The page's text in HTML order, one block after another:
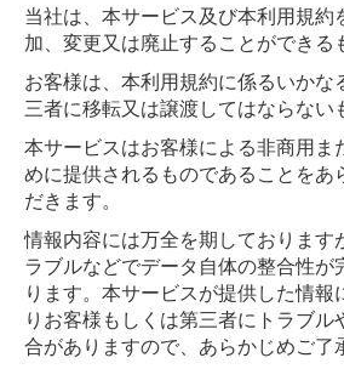
当社は、本サービス及び本利用規約
加、変更又は廃止することができる
お客様は、本利用規約に係るいかな
三者に移転又は譲渡してはならない
本サービスはお客様による非商用ま
めに提供されるものであることをあ
だきます。
情報内容には万全を期しております
ラブルなどでデータ自体の整合性が
ります。本サービスが提供した情報
りお客様もしくは第三者にトラブ
合がありますので、あらかじめご了